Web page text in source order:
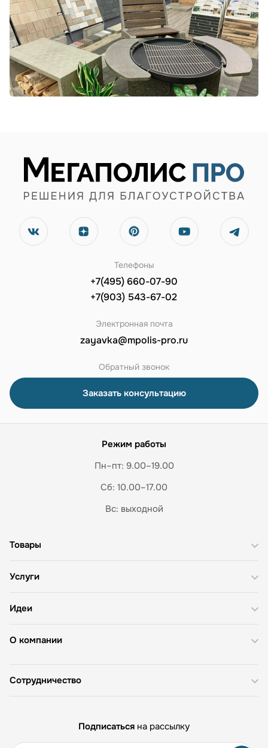
Телефоны
+7(495) 660-07-90
+7(903) 543-67-02
Электронная почта
zayavka@mpolis-pro.ru
Обратный звонок
Заказать консультацию
Режим работы
Пн–пт: 9.00–19.00
Сб: 10.00–17.00
Вс: выходной
О компании
Товары
Услуги
Идеи
Сотрудничество
Подписаться на рассылку